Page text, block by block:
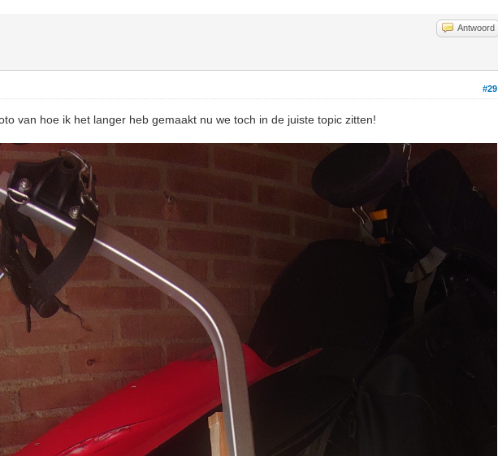
Antwoord
#29
van hoe ik het langer heb gemaakt nu we toch in de juiste topic zitten!